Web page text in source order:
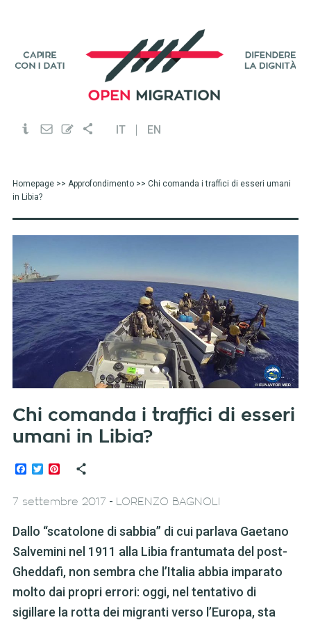
IT EN
Homepage>> Approfondimento>> Chi comanda i traffici di esseri umani
in Libia?
Chi comanda i traffici di esseri
umani in Libia?
Facebook
TwitterPinterest
7 settembre 2017 - LORENZO BAGNOLI
Dallo “scatolone di sabbia” di cui parlava Gaetano
Salvemini nel 1911 alla Libia frantumata del post-
Gheddafi, non sembra che l’Italia abbia imparato
molto dai propri errori: oggi, nel tentativo di
sigillare la rotta dei migranti verso l’Europa, sta